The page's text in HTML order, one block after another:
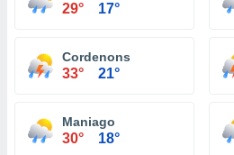
29° 17°
Cordenons
33° 21°
Maniago
30° 18°